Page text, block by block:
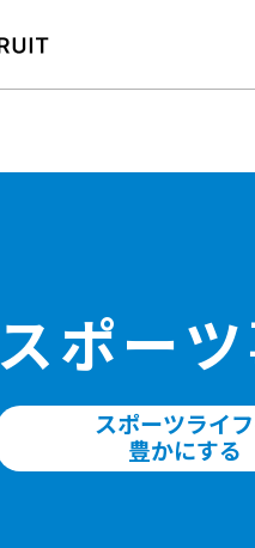
スポー
スポーツライ
豊かにする